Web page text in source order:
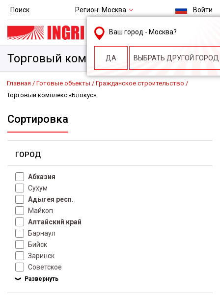
Поиск Регион: Москва
Ваш город - Москва?
ДА ВЫБРАТЬ ДРУГОЙ ГОРОД
Войти
msk@ingri.ru
пн. – пт.: 9.00-18.00
Торговый комплекс «Блокус»
Главная Готовые объекты
Гражданское строительство
Торговый комплекс «Блокус»
Сортировка
ГОРОД
Абхазия
Сухум
Адыгея респ.
Майкоп
Алтайский край
Барнаул
Бийск
Заринск
Советское